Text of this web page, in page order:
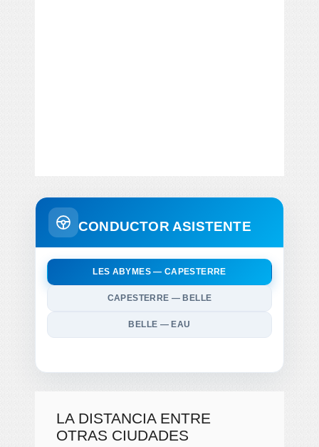
CONDUCTOR ASISTENTE
LES ABYMES — CAPESTERRE
CAPESTERRE — BELLE
BELLE — EAU
LA DISTANCIA ENTRE
OTRAS CIUDADES